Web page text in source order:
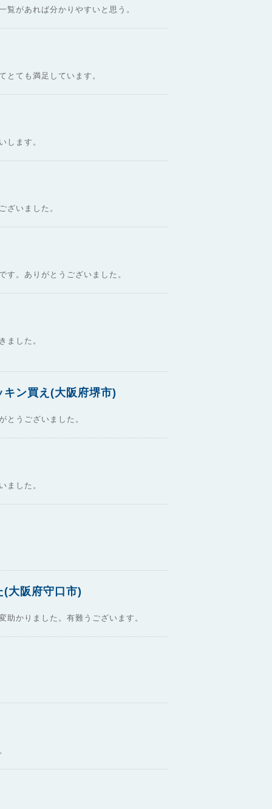
覧があれば分かりやすいと思う。
とても満足しています。
します。
ざいました。
す。ありがとうございました。
ました。
キン買え(大阪府堺市)
とうございました。
ました。
(大阪府守口市)
助かりました。有難うございます。